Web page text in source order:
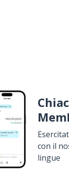
con il
lingue